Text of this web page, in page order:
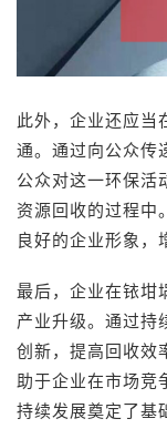
此外，企业还应当
通。通过向公众传
公众对这一环保活
资源回收的过程中
良好的企业形象，
最后，企业在铱坩
产业升级。通过持
创新，提高回收效
助于企业在市场竞
持续发展奠定了基